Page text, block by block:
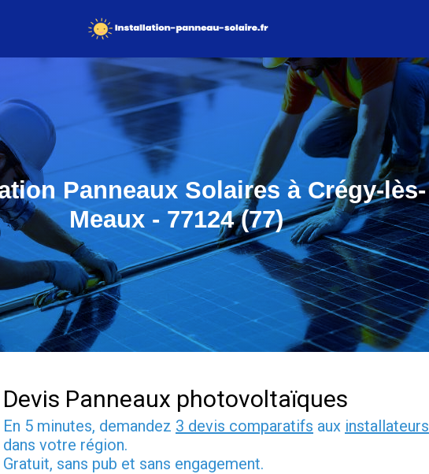
Panneaux Solaires à Crégy-lès-
Meaux - 77124 (77)
Devis Panneaux photovoltaïques
En 5 minutes, demandez 3 devis comparatifs aux installateurs
dans votre région.
Gratuit, sans pub et sans engagement.